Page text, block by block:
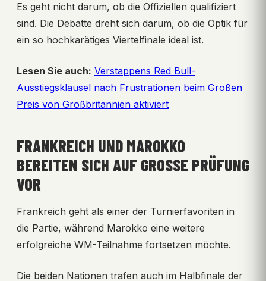
Es geht nicht darum, ob die Offiziellen qualifiziert
sind. Die Debatte dreht sich darum, ob die Optik für
ein so hochkarätiges Viertelfinale ideal ist.
Lesen Sie auch: Verstappens Red Bull-
Ausstiegsklausel nach Frustrationen beim Großen
Preis von Großbritannien aktiviert
FRANKREICH UND MAROKKO
BEREITEN SICH AUF GROSSE PRÜFUNG V
OR
Frankreich geht als einer der Turnierfavoriten in
die Partie, während Marokko eine weitere
erfolgreiche WM-Teilnahme fortsetzen möchte.
Die beiden Nationen trafen auch im Halbfinale der